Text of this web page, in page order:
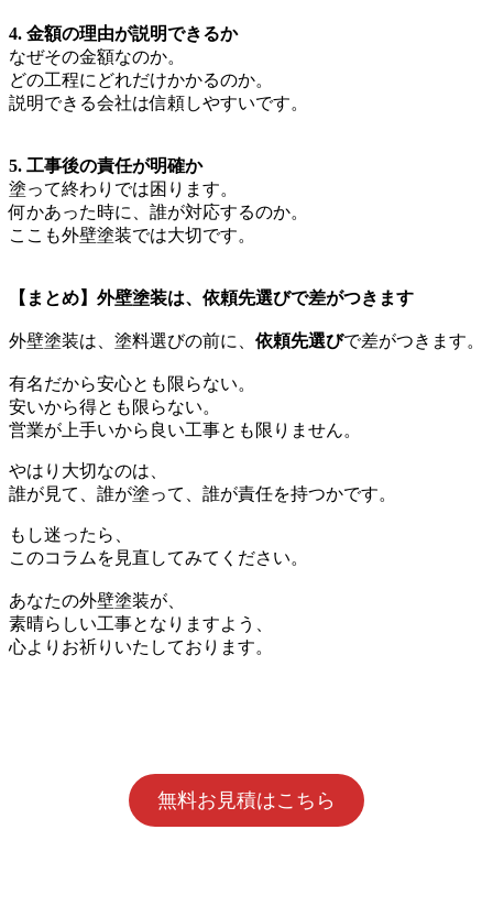
4. 金額の理由が説明できるか
なぜその金額なのか。
どの工程にどれだけかかるのか。
説明できる会社は信頼しやすいです。
5. 工事後の責任が明確か
塗って終わりでは困ります。
何かあった時に、誰が対応するのか。
ここも外壁塗装では大切です。
【まとめ】外壁塗装は、依頼先選びで差がつきます
外壁塗装は、塗料選びの前に、 依頼先選びで差がつきます。
有名だから安心とも限らない。
安いから得とも限らない。
営業が上手いから良い工事とも限りません。
やはり大切なのは、
誰が見て、誰が塗って、誰が責任を持つかです。
もし迷ったら、
このコラムを見直してみてください。
あなたの外壁塗装が、
素晴らしい工事となりますよう、
心よりお祈りいたしております。
無料お見積はこちら